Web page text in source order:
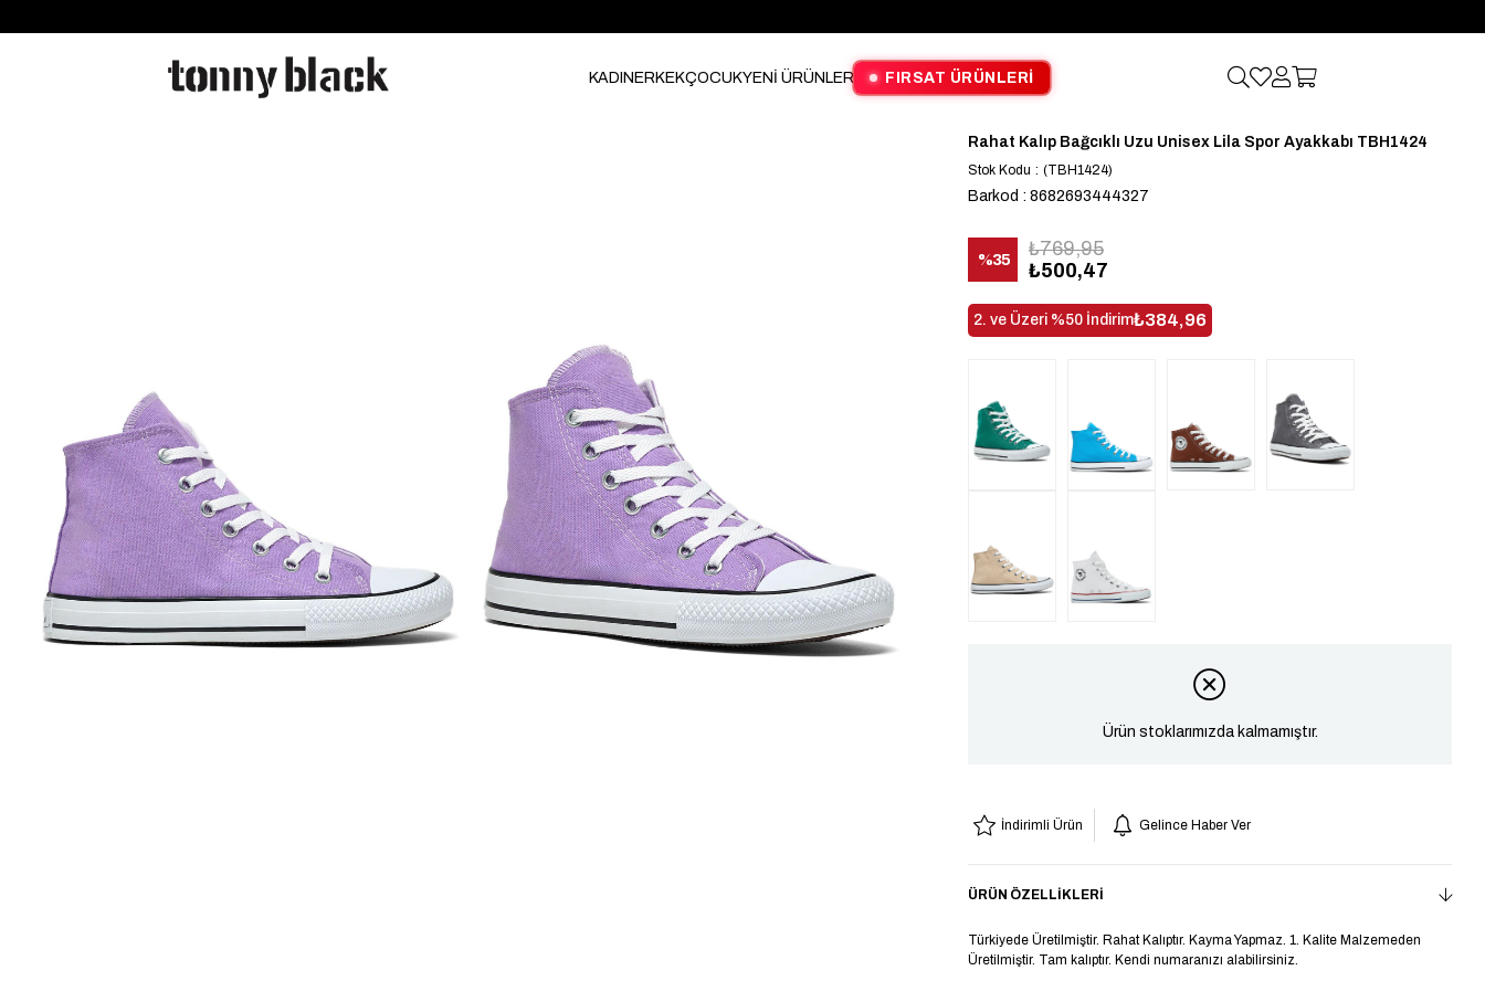
KADINERKEKÇOCUKYENİ ÜRÜNLER FIRSAT ÜRÜNLERİ
Rahat Kalıp Bağcıklı Uzu Unisex Lila Spor Ayakkabı TBH1424
Stok Kodu (TBH1424)
Barkod : 8682693444327
%35
İndirim
₺769,95
₺500,47
2. ve Üzeri %50 İndirim₺384,96
Ürün stoklarımızda kalmamıştır.
İndirimli Ürün Gelince Haber Ver
ÜRÜN ÖZELLIKLERI
Türkiyede Üretilmiştir. Rahat Kalıptır. Kayma Yapmaz. 1. Kalite Malzemeden
Üretilmiştir. Tam kalıptır. Kendi numaranızı alabilirsiniz.